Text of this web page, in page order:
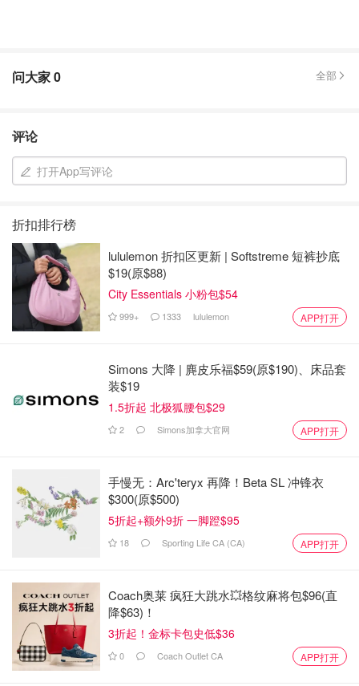
问大家0 全部
评论
打开App写评论
折扣排行榜
lululemon 折扣区更新 | Softstreme 短裤抄底
$19(原$88)
City Essentials 小粉包$54
999+ 1333 lululemon APP打开
Simons 大降 | 麂皮乐福$59(原$190)、床品套
装$19
1.5折起 北极狐腰包$29
2 Simons加拿大官网 APP打开
手慢无：Arc'teryx 再降！Beta SL 冲锋衣
$300(原$500)
5折起+额外9折 一脚蹬$95
18 Sporting Life CA (CA) APP打开
Coach奥莱 疯狂大跳水💥格纹麻将包$96(直
降$63)！
3折起！金标卡包史低$36
0 Coach Outlet CA APP打开